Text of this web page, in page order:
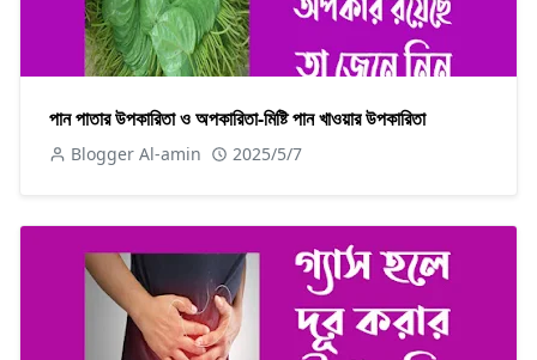
পান পাতার উপকারিতা ও অপকারিতা-মিষ্টি পান খাওয়ার উপকারিতা
Blogger Al-amin 2025/5/7